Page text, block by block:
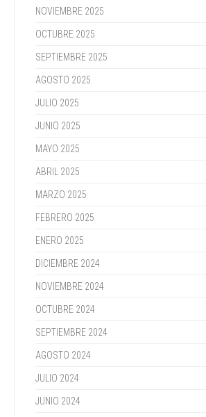
NOVIEMBRE 2025
OCTUBRE 2025
SEPTIEMBRE 2025
AGOSTO 2025
JULIO 2025
JUNIO 2025
MAYO 2025
ABRIL 2025
MARZO 2025
FEBRERO 2025
ENERO 2025
DICIEMBRE 2024
NOVIEMBRE 2024
OCTUBRE 2024
SEPTIEMBRE 2024
AGOSTO 2024
JULIO 2024
JUNIO 2024